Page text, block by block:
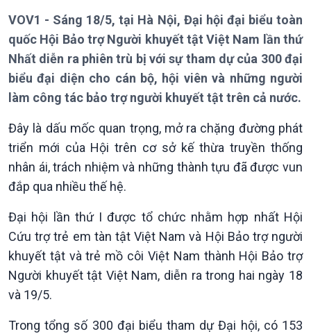
Giới thiệu
Thời sự
Thời sự 6h
Thời sự 12h
Thời sự 18h
Thời sự 21h30
Bản tin
Chuyên mục
Theo dòng Thời sự
VOV1 - Sáng 18/5, tại Hà Nội, Đại hội đại biểu toàn
quốc Hội Bảo trợ Người khuyết tật Việt Nam lần thứ
Nhất diễn ra phiên trù bị với sự tham dự của 300 đại
biểu đại diện cho cán bộ, hội viên và những người
làm công tác bảo trợ người khuyết tật trên cả nước.
Đây là dấu mốc quan trọng, mở ra chặng đường phát
triển mới của Hội trên cơ sở kế thừa truyền thống
nhân ái, trách nhiệm và những thành tựu đã được vun
đắp qua nhiều thế hệ.
Đại hội lần thứ I được tổ chức nhằm hợp nhất Hội
Cứu trợ trẻ em tàn tật Việt Nam và Hội Bảo trợ người
khuyết tật và trẻ mồ côi Việt Nam thành Hội Bảo trợ
Người khuyết tật Việt Nam, diễn ra trong hai ngày 18
và 19/5.
Trong tổng số 300 đại biểu tham dự Đại hội, có 153